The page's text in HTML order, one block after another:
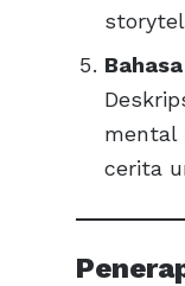
mental
cerita